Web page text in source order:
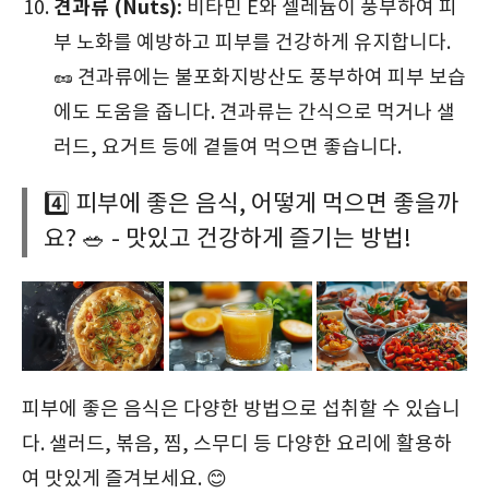
견과류 (Nuts): 비타민 E와 셀레늄이 풍부하여 피
부 노화를 예방하고 피부를 건강하게 유지합니다.
🥜 견과류에는 불포화지방산도 풍부하여 피부 보습
에도 도움을 줍니다. 견과류는 간식으로 먹거나 샐
러드, 요거트 등에 곁들여 먹으면 좋습니다.
4️⃣ 피부에 좋은 음식, 어떻게 먹으면 좋을까
요? 🥗 - 맛있고 건강하게 즐기는 방법!
피부에 좋은 음식은 다양한 방법으로 섭취할 수 있습니
다. 샐러드, 볶음, 찜, 스무디 등 다양한 요리에 활용하
여 맛있게 즐겨보세요. 😊